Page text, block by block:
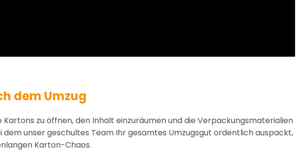
dem Umzug
zu öffnen, den Inhalt einzuräumen und die Verpackungsmaterialien
dem unser geschultes Team Ihr gesamtes Umzugsgut ordentlich auspackt,
Karton-Chaos.